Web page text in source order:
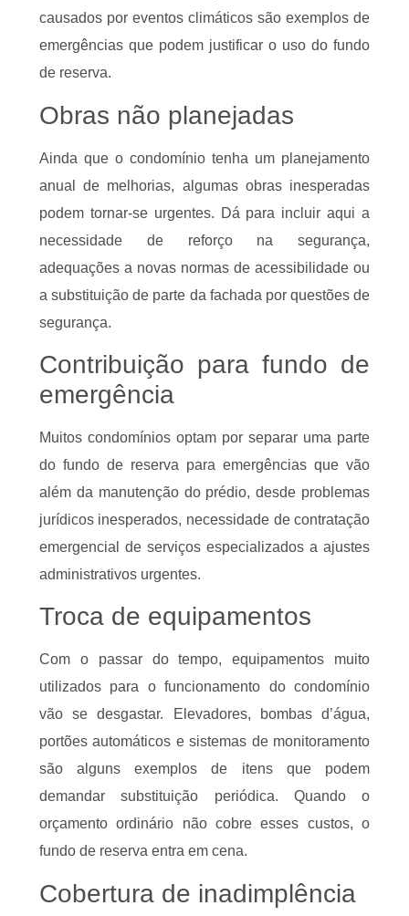
causados por eventos climáticos são exemplos de
emergências que podem justificar o uso do fundo
de reserva.
Obras não planejadas
Ainda que o condomínio tenha um planejamento
anual de melhorias, algumas obras inesperadas
podem tornar-se urgentes. Dá para incluir aqui a
necessidade de reforço na segurança,
adequações a novas normas de acessibilidade ou
a substituição de parte da fachada por questões de
segurança.
Contribuição para fundo de
emergência
Muitos condomínios optam por separar uma parte
do fundo de reserva para emergências que vão
além da manutenção do prédio, desde problemas
jurídicos inesperados, necessidade de contratação
emergencial de serviços especializados a ajustes
administrativos urgentes.
Troca de equipamentos
Com o passar do tempo, equipamentos muito
utilizados para o funcionamento do condomínio
vão se desgastar. Elevadores, bombas d’água,
portões automáticos e sistemas de monitoramento
são alguns exemplos de itens que podem
demandar substituição periódica. Quando o
orçamento ordinário não cobre esses custos, o
fundo de reserva entra em cena.
Cobertura de inadimplência